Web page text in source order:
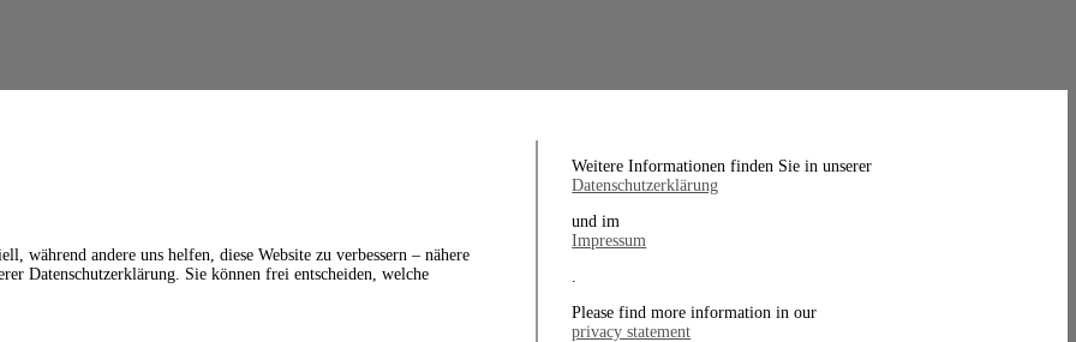
während andere uns helfen, diese Website zu verbessern – nähere
Datenschutzerklärung. Sie können frei entscheiden, welche
Weitere Informationen finden Sie in unserer
Datenschutzerklärung
und im
Impressum
.
Please find more information in our
privacy statement